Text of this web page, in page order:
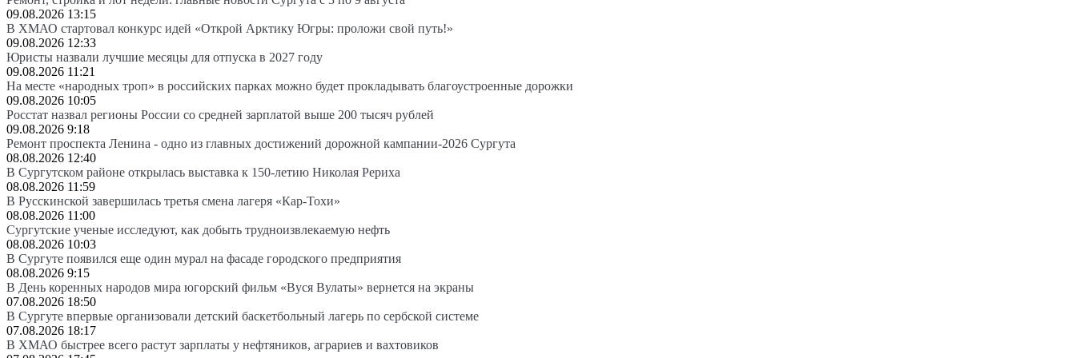
09.08.2026 13:15
В ХМАО стартовал конкурс идей «Открой Арктику Югры: проложи свой путь!»
09.08.2026 12:33
Юристы назвали лучшие месяцы для отпуска в 2027 году
09.08.2026 11:21
На месте «народных троп» в российских парках можно будет прокладывать благоустроенные дорожки
09.08.2026 10:05
Росстат назвал регионы России со средней зарплатой выше 200 тысяч рублей
09.08.2026 9:18
Ремонт проспекта Ленина - одно из главных достижений дорожной кампании-2026 Сургута
08.08.2026 12:40
В Сургутском районе открылась выставка к 150-летию Николая Рериха
08.08.2026 11:59
В Русскинской завершилась третья смена лагеря «Кар-Тохи»
08.08.2026 11:00
Сургутские ученые исследуют, как добыть трудноизвлекаемую нефть
08.08.2026 10:03
В Сургуте появился еще один мурал на фасаде городского предприятия
08.08.2026 9:15
В День коренных народов мира югорский фильм «Вуся Вулаты» вернется на экраны
07.08.2026 18:50
В Сургуте впервые организовали детский баскетбольный лагерь по сербской системе
07.08.2026 18:17
В ХМАО быстрее всего растут зарплаты у нефтяников, аграриев и вахтовиков